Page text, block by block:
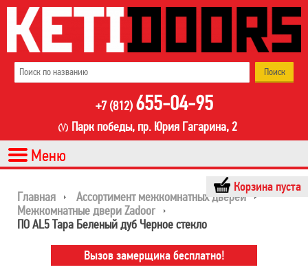
+7 (812) 655-04-95
Парк победы, пр. Юрия Гагарина, 2
Корзина пуста
Главная
Ассортимент межкомнатных дверей
Межкомнатные двери Zadoor
ПО AL5 Тара Беленый дуб Черное стекло